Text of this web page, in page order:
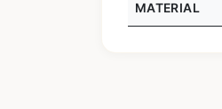
MATERIAL